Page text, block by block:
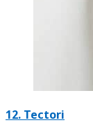
12. Tectori